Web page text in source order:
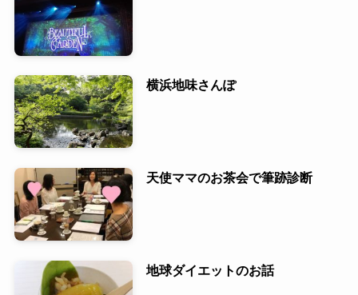
横浜地味さんぽ
天使ママのお茶会で筆跡診断
地球ダイエットのお話